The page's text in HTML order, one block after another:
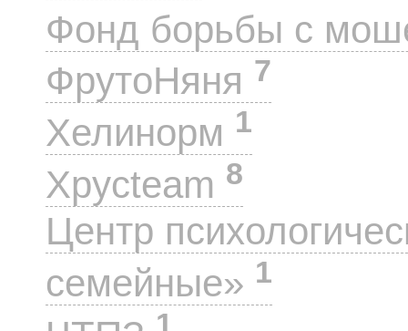
Фонд борьбы с
ФрутоНяня 7
Хелинорм 1
Хрусteam 8
Центр
семейные» 1
1